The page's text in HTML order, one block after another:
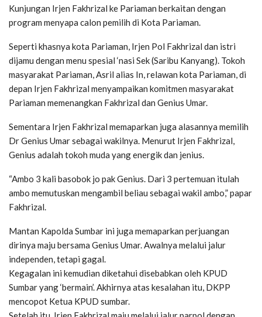
Kunjungan Irjen Fakhrizal ke Pariaman berkaitan dengan
program menyapa calon pemilih di Kota Pariaman.
Seperti khasnya kota Pariaman, Irjen Pol Fakhrizal dan istri
dijamu dengan menu spesial ‘nasi Sek (Saribu Kanyang). Tokoh
masyarakat Pariaman, Asril alias In, relawan kota Pariaman, di
depan Irjen Fakhrizal menyampaikan komitmen masyarakat
Pariaman memenangkan Fakhrizal dan Genius Umar.
Sementara Irjen Fakhrizal memaparkan juga alasannya memilih
Dr Genius Umar sebagai wakilnya. Menurut Irjen Fakhrizal,
Genius adalah tokoh muda yang energik dan jenius.
“Ambo 3 kali basobok jo pak Genius. Dari 3 pertemuan itulah
ambo memutuskan mengambil beliau sebagai wakil ambo,” papar
Fakhrizal.
Mantan Kapolda Sumbar ini juga memaparkan perjuangan
dirinya maju bersama Genius Umar. Awalnya melalui jalur
independen, tetapi gagal.
Kegagalan ini kemudian diketahui disebabkan oleh KPUD
Sumbar yang ‘bermain’. Akhirnya atas kesalahan itu, DKPP
mencopot Ketua KPUD sumbar.